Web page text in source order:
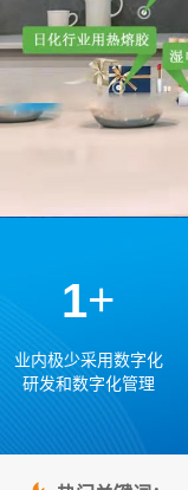
1+
业内极少采用数字化
研发和数字化管理